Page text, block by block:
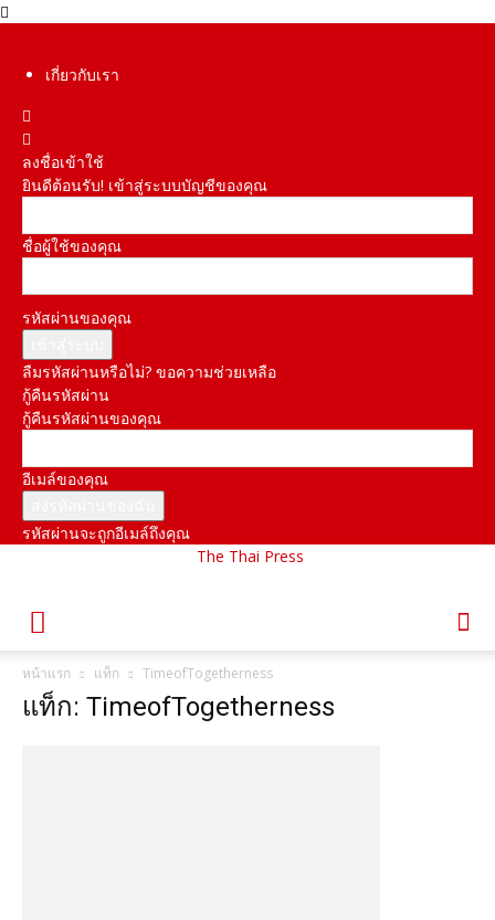
เกี่ยวกับเรา
ลงชื่อเข้าใช้
ยินดีต้อนรับ! เข้าสู่ระบบบัญชีของคุณ
ชื่อผู้ใช้ของคุณ
รหัสผ่านของคุณ
ลืมรหัสผ่านหรือไม่? ขอความช่วยเหลือ
กู้คืนรหัสผ่าน
กู้คืนรหัสผ่านของคุณ
อีเมล์ของคุณ
รหัสผ่านจะถูกอีเมล์ถึงคุณ
The Thai Press
หน้าแรก แท็ก TimeofTogetherness
แท็ก: TimeofTogetherness